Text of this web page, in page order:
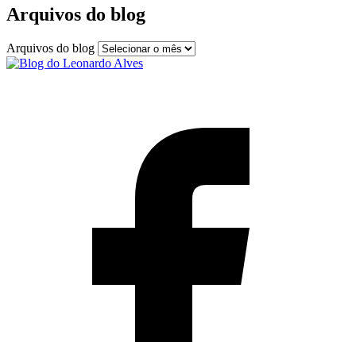
Arquivos do blog
Arquivos do blog